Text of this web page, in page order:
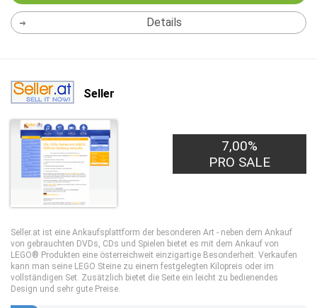
Details
Seller
7,00%
PRO SALE
Seller.at ist eine Ankaufsplattform der besonderen Art - neben dem Ankauf
von gebrauchten DVDs, CDs und Spielen bietet es mit dem Ankauf von
LEGO® Produkten eine österreichweit einzigartige Besonderheit. Verkaufen
kann man seine LEGO Steine zu einem festgelegten Kilopreis oder im
vollständigen Set. Zusätzlich bietet die Seite ein leicht zu bedienendes
Design und sehr gute Preise.